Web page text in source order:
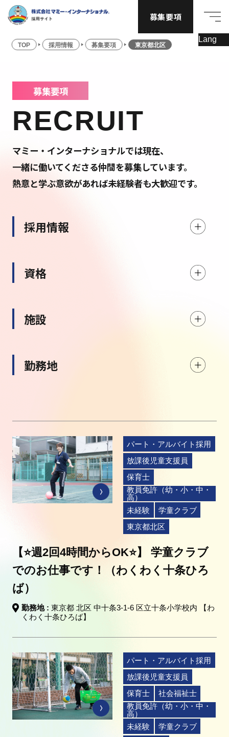
募集要項
TOP 採用情報 募集要項 東京都北区
募集要項
RECRUIT
マミー・インターナショナルでは現在、
一緒に働いてくださる仲間を募集しています。
熱意と学ぶ意欲があれば未経験者も大歓迎です。
パート・アルバイト採用
放課後児童支援員
保育士
教員免許（幼・小・中・
高）
未経験
学童クラブ
東京都北区
【⭐週2回4時間からOK⭐】 学童クラブ
でのお仕事です！（わくわく十条ひろ
ば）
勤務地 : 東京都 北区 中十条3-1-6 区立十条小学校内 【わ
くわく十条ひろば】
パート・アルバイト採用
放課後児童支援員
保育士
社会福祉士
教員免許（幼・小・中・
高）
未経験
学童クラブ
採用情報
資格
施設
勤務地